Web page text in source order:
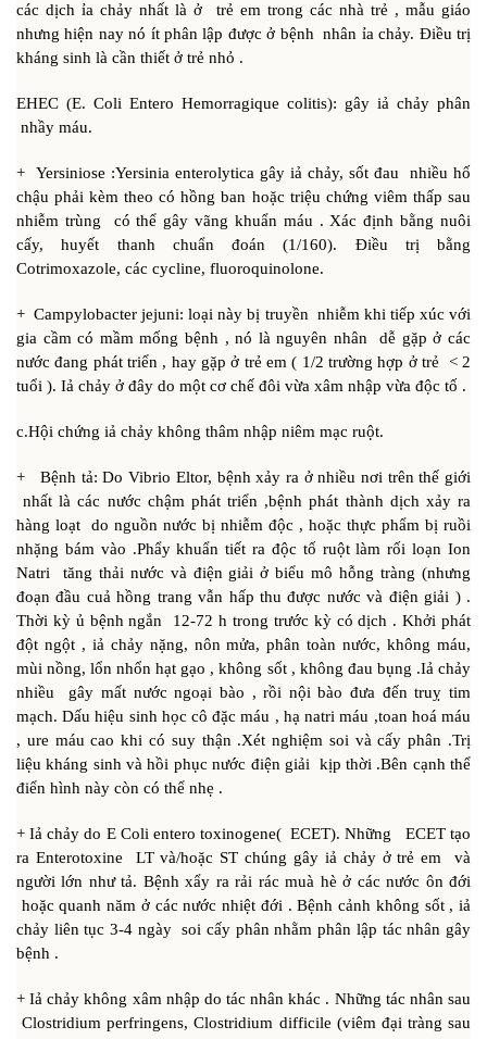
các dịch ỉa chảy nhất là ở trẻ em trong các nhà trẻ , mẫu giáo
nhưng hiện nay nó ít phân lập được ở bệnh nhân ỉa chảy. Điều trị
kháng sinh là cần thiết ở trẻ nhỏ .
EHEC (E. Coli Entero Hemorragique colitis): gây iả chảy phân
nhầy máu.
+ Yersiniose :Yersinia enterolytica gây iả chảy, sốt đau nhiều hố
chậu phải kèm theo có hồng ban hoặc triệu chứng viêm thấp sau
nhiễm trùng có thể gây vãng khuẩn máu . Xác định bằng nuôi
cấy, huyết thanh chuẩn đoán (1/160). Điều trị bằng
Cotrimoxazole, các cycline, fluoroquinolone.
+ Campylobacter jejuni: loại này bị truyền nhiễm khi tiếp xúc với
gia cầm có mầm mống bệnh , nó là nguyên nhân dễ gặp ở các
nước đang phát triển , hay gặp ở trẻ em ( 1/2 trường hợp ở trẻ < 2
tuổi ). Iả chảy ở đây do một cơ chế đôi vừa xâm nhập vừa độc tố .
c.Hội chứng iả chảy không thâm nhập niêm mạc ruột.
+ Bệnh tả: Do Vibrio Eltor, bệnh xảy ra ở nhiều nơi trên thế giới
nhất là các nước chậm phát triển ,bệnh phát thành dịch xảy ra
hàng loạt do nguồn nước bị nhiễm độc , hoặc thực phẩm bị ruồi
nhặng bám vào .Phẩy khuẩn tiết ra độc tố ruột làm rối loạn Ion
Natri tăng thải nước và điện giải ở biểu mô hỗng tràng (nhưng
đoạn đầu cuả hồng trang vẫn hấp thu được nước và điện giải ) .
Thời kỳ ủ bệnh ngắn 12-72 h trong trước kỳ có dịch . Khởi phát
đột ngột , iả chảy nặng, nôn mửa, phân toàn nước, không máu,
mùi nồng, lổn nhổn hạt gạo , không sốt , không đau bụng .Iả chảy
nhiều gây mất nước ngoại bào , rồi nội bào đưa đến truỵ tim
mạch. Dấu hiệu sinh học cô đặc máu , hạ natri máu ,toan hoá máu
, ure máu cao khi có suy thận .Xét nghiệm soi và cấy phân .Trị
liệu kháng sinh và hồi phục nước điện giải kịp thời .Bên cạnh thể
điển hình này còn có thể nhẹ .
+ Iả chảy do E Coli entero toxinogene( ECET). Những ECET tạo
ra Enterotoxine LT và/hoặc ST chúng gây iả chảy ở trẻ em và
người lớn như tả. Bệnh xẩy ra rải rác muà hè ở các nước ôn đới
hoặc quanh năm ở các nước nhiệt đới . Bệnh cảnh không sốt , iả
chảy liên tục 3-4 ngày soi cấy phân nhằm phân lập tác nhân gây
bệnh .
+ Iả chảy không xâm nhập do tác nhân khác . Những tác nhân sau
Clostridium perfringens, Clostridium difficile (viêm đại tràng sau